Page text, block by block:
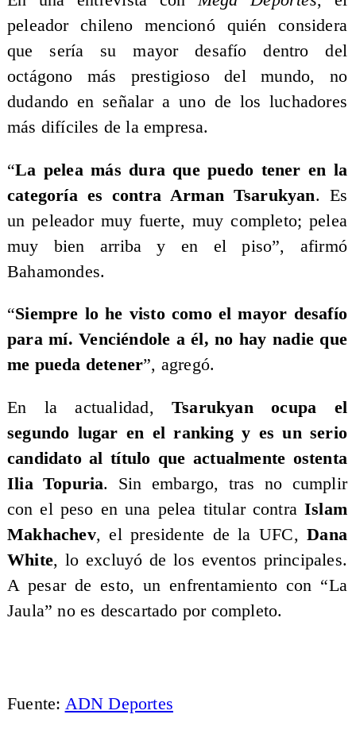
peleador chileno mencionó quién considera
que sería su mayor desafío dentro del
octágono más prestigioso del mundo, no
dudando en señalar a uno de los luchadores
más difíciles de la empresa.
“La pelea más dura que puedo tener en la
categoría es contra Arman Tsarukyan. Es
un peleador muy fuerte, muy completo; pelea
muy bien arriba y en el piso”, afirmó
Bahamondes.
“Siempre lo he visto como el mayor desafío
para mí. Venciéndole a él, no hay nadie que
me pueda detener”, agregó.
En la actualidad,Tsarukyan ocupa el
segundo lugar en el ranking y es un serio
candidato al título que actualmente ostenta
Ilia Topuria. Sin embargo, tras no cumplir
con el peso en una pelea titular contraIslam
Makhachev, el presidente de la UFC,Dana
White, lo excluyó de los eventos principales.
A pesar de esto, un enfrentamiento con “La
Jaula” no es descartado por completo.
Fuente: ADN Deportes